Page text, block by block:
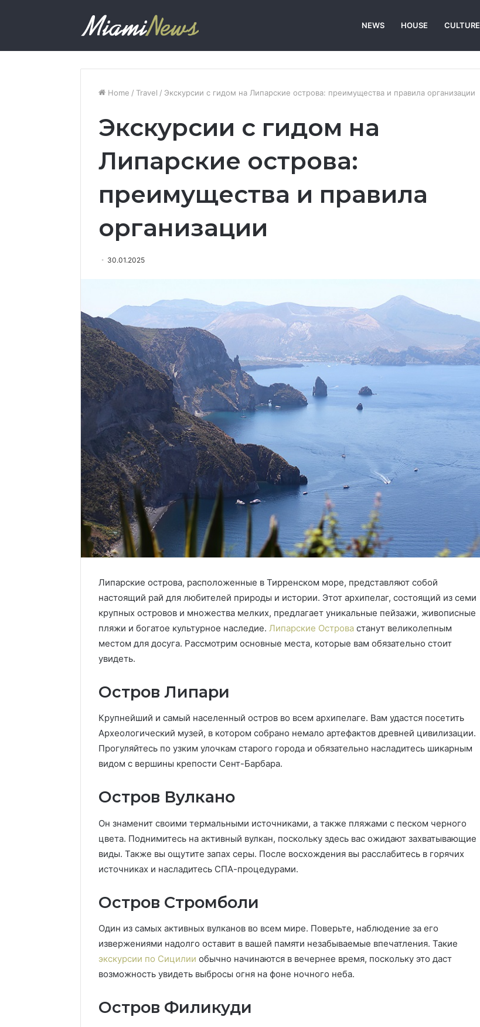
NEWS HOUSE CULTURE
Home / Travel / Экскурсии с гидом на Липарские острова: преимущества и правила организации
Экскурсии с гидом на
Липарские острова:
преимущества и правила
организации
30.01.2025
Липарские острова, расположенные в Тирренском море, представляют собой
настоящий рай для любителей природы и истории. Этот архипелаг, состоящий из семи
крупных островов и множества мелких, предлагает уникальные пейзажи, живописные
пляжи и богатое культурное наследие. Липарские Острова станут великолепным
местом для досуга. Рассмотрим основные места, которые вам обязательно стоит
увидеть.
Остров Липари
Крупнейший и самый населенный остров во всем архипелаге. Вам удастся посетить
Археологический музей, в котором собрано немало артефактов древней цивилизации.
Прогуляйтесь по узким улочкам старого города и обязательно насладитесь шикарным
видом с вершины крепости Сент-Барбара.
Остров Вулкано
Он знаменит своими термальными источниками, а также пляжами с песком черного
цвета. Поднимитесь на активный вулкан, поскольку здесь вас ожидают захватывающие
виды. Также вы ощутите запах серы. После восхождения вы расслабитесь в горячих
источниках и насладитесь СПА-процедурами.
Остров Стромболи
Один из самых активных вулканов во всем мире. Поверьте, наблюдение за его
извержениями надолго оставит в вашей памяти незабываемые впечатления. Такие
экскурсии по Сицилии обычно начинаются в вечернее время, поскольку это даст
возможность увидеть выбросы огня на фоне ночного неба.
Остров Филикуди